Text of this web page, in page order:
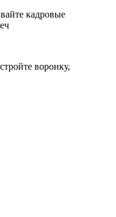
кадровые
воронку,